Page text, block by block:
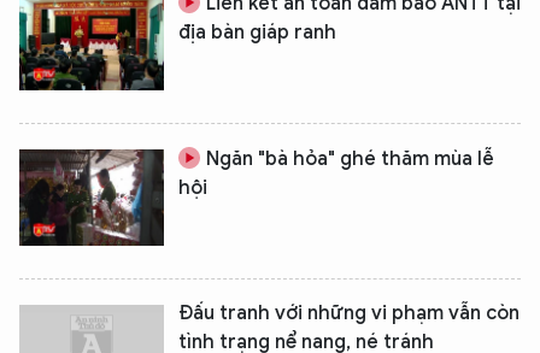
địa bàn giáp ranh
Ngăn "bà hỏa" ghé thăm mùa lễ
hội
Đấu tranh với những vi phạm vẫn còn
tình trạng nể nang, né tránh